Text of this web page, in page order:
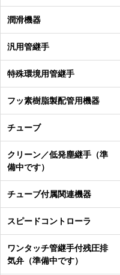
潤滑機器
汎用管継手
特殊環境用管継手
フッ素樹脂製配管用機器
チューブ
クリーン／低発塵継手（準
備中です）
チューブ付属関連機器
スピードコントローラ
ワンタッチ管継手付残圧排
気弁（準備中です）